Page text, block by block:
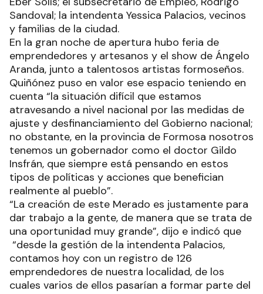
Sandoval; la intendenta Yessica Palacios, vecinos
y familias de la ciudad.
En la gran noche de apertura hubo feria de
emprendedores y artesanos y el show de Ángelo
Aranda, junto a talentosos artistas formoseños.
Quiñónez puso en valor ese espacio teniendo en
cuenta “la situación difícil que estamos
atravesando a nivel nacional por las medidas de
ajuste y desfinanciamiento del Gobierno nacional;
no obstante, en la provincia de Formosa nosotros
tenemos un gobernador como el doctor Gildo
Insfrán, que siempre está pensando en estos
tipos de políticas y acciones que benefician
realmente al pueblo”.
“La creación de este Merado es justamente para
dar trabajo a la gente, de manera que se trata de
una oportunidad muy grande”, dijo e indicó que
“desde la gestión de la intendenta Palacios,
contamos hoy con un registro de 126
emprendedores de nuestra localidad, de los
cuales varios de ellos pasarían a formar parte del